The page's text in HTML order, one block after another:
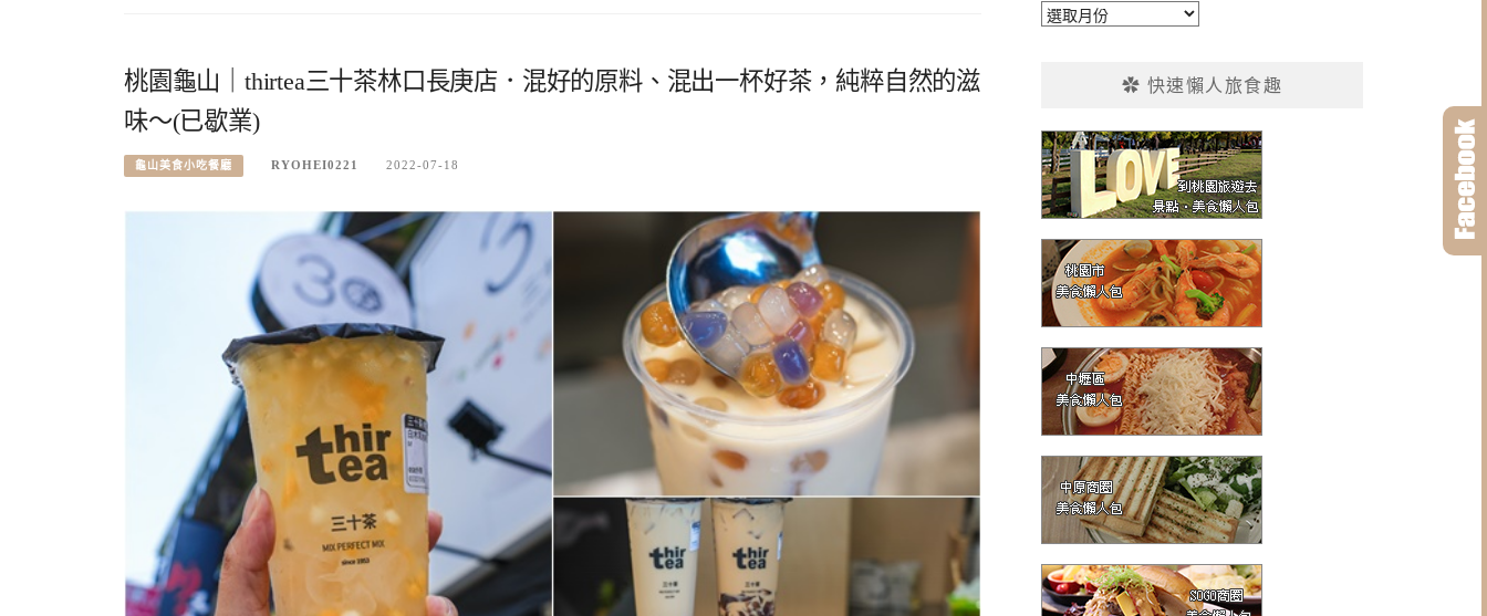
桃園龜山｜thirtea三十茶林口長庚店．混好的原料、混出一杯好茶，純粹自然的滋
味～(已歇業)
龜山美食小吃餐廳 RYOHEI0221 2022-07-18
彙
✿ 快速懶人旅食趣